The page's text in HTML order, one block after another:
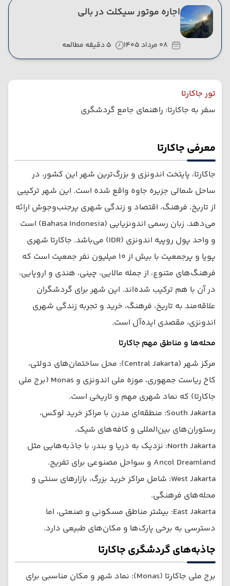
اجاره موتور سیکلت در بالی
08 مرداد 1405 5 دقیقه مطالعه
تور جاکارتا
سفر به جاکارتا: راهنمای جامع گردشگری
معرفی جاکارتا
جاکارتا، پایتخت اندونزی و بزرگ‌ترین شهر این کشور، در
ساحل شمالی جزیره جاوه واقع شده است. این شهر ترکیبی
از تاریخ، فرهنگ، اقتصاد و زندگی شهری پرجنب‌وجوش ارائه
می‌دهد. زبان رسمی اندونزیایی (Bahasa Indonesia) است
و واحد پول روپیه اندونزی (IDR) می‌باشد. جاکارتا شهری
پویا و پرجمعیت با بیش از ۱۰ میلیون نفر جمعیت است که
فرهنگ‌های متنوع، از جمله مالایی، چینی، هندی و اروپایی،
در آن با هم ترکیب شده‌اند. این شهر برای گردشگران
علاقه‌مند به تاریخ، فرهنگ، خرید و تجربه زندگی شهری
اندونزی، مقصدی ایده‌آل است.
محله‌ها و مناطق مهم جاکارتا
مرکز شهر (Central Jakarta): محل ساختمان‌های دولتی،
کاخ ریاست جمهوری، موزه ملی اندونزی و Monas (برج ملی
جاکارتا) که نماد شهری مهم و تاریخی است.
South Jakarta: منطقه‌ای مدرن با مراکز خرید لوکس،
رستوران‌های بین‌المللی و کافه‌های شیک.
North Jakarta: نزدیک به دریا و بندر، با جاذبه‌هایی مثل
Ancol Dreamland و سواحل مصنوعی برای تفریح.
West Jakarta: شامل مراکز خرید بزرگ، بازارهای سنتی و
محله‌های فرهنگی.
East Jakarta: بیشتر مناطق مسکونی و صنعتی، اما
دسترسی به برخی پارک‌ها و مکان‌های طبیعی دارد.
جاذبه‌های گردشگری جاکارتا
برج ملی جاکارتا (Monas): نماد شهر و مکان مناسبی برای